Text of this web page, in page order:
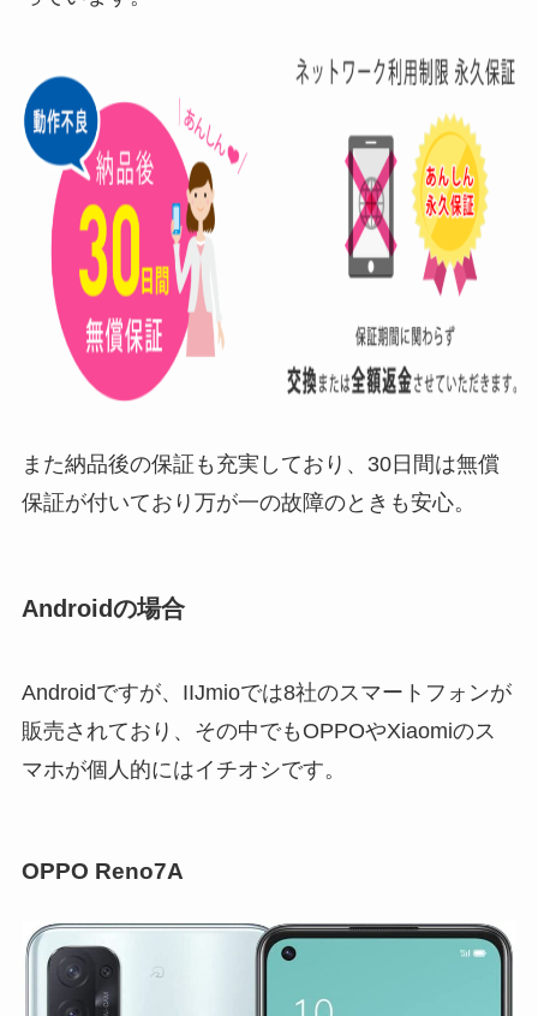
また納品後の保証も充実しており、30日間は無償
保証が付いており万が一の故障のときも安心。
Androidの場合
Androidですが、IIJmioでは8社のスマートフォンが
販売されており、その中でもOPPOやXiaomiのス
マホが個人的にはイチオシです。
OPPO Reno7A